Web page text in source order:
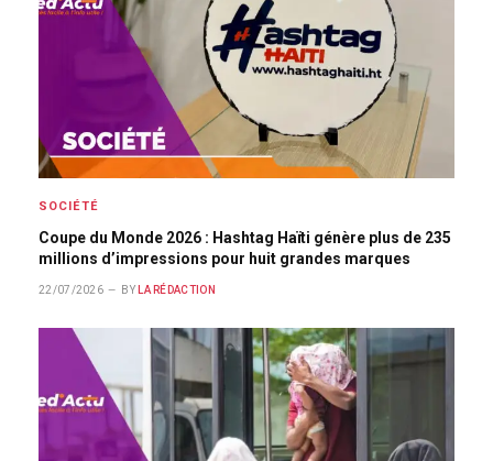
SOCIÉTÉ
Coupe du Monde 2026 : Hashtag Haïti génère plus de 235
millions d’impressions pour huit grandes marques
22/07/2026 BY LA RÉDACTION